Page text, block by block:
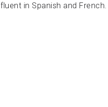
in Spanish and